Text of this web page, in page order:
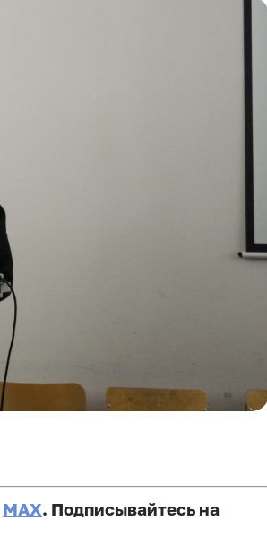
MAX. Подписывайтесь на